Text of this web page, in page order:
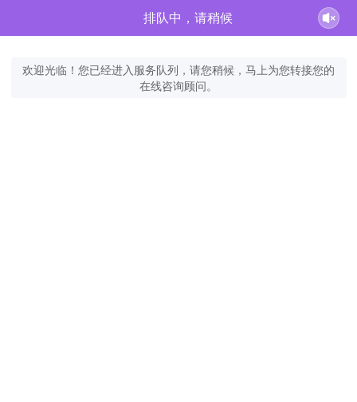
排队中，请稍候
欢迎光临！您已经进入服务队列，请您稍候，马上为您转接您的
在线咨询顾问。